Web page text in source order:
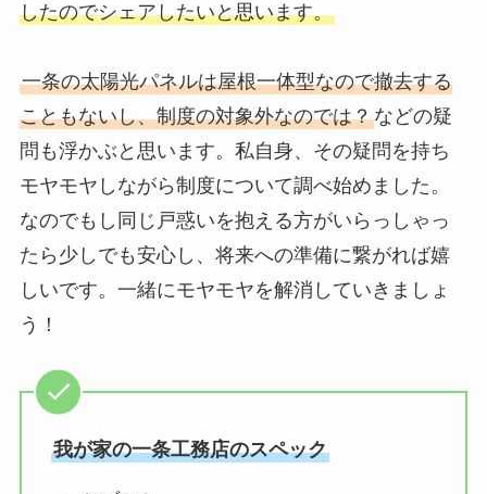
したのでシェアしたいと思います。
一条の太陽光パネルは屋根一体型なので撤去する
こともないし、制度の対象外なのでは？などの疑
問も浮かぶと思います。私自身、その疑問を持ち
モヤモヤしながら制度について調べ始めました。
なのでもし同じ戸惑いを抱える方がいらっしゃっ
たら少しでも安心し、将来への準備に繋がれば嬉
しいです。一緒にモヤモヤを解消していきましょ
う！
我が家の一条工務店のスペック